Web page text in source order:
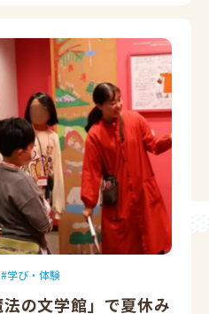
学び・体験
の文学館」で夏休み